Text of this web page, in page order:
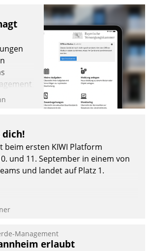
für
und
dich!
beim ersten KIWI Platform
und 11. September in einem von
und landet auf Platz 1.
Management
erlaubt